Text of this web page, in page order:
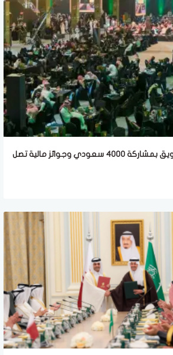
انطلاق هاكاثون أبشر طويق بمشاركة 4000 سعودي وجوائز مالية تصل